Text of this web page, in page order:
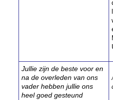
Jullie zijn de beste voor en
na de overleden van ons
vader hebben jullie ons
heel goed gesteund